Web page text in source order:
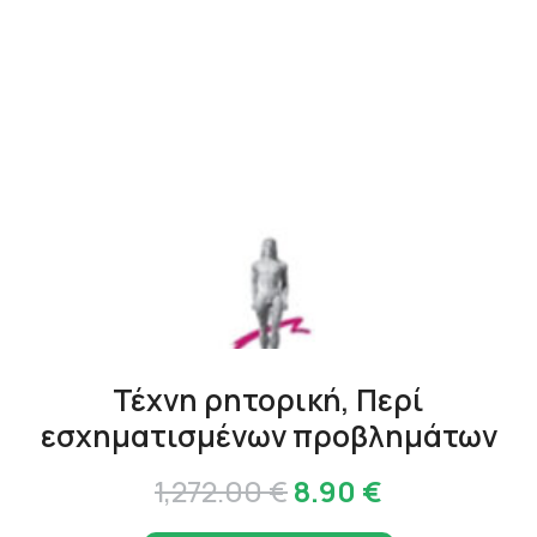
Τέχνη ρητορική, Περί
εσχηματισμένων προβλημάτων
1,272.00€Original
8.90 €